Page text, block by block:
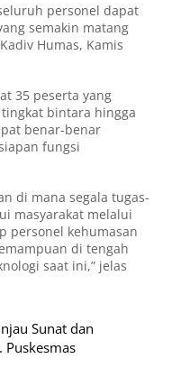
personel dapat
semakin matang
Humas, Kamis
35 peserta yang
bintara hingga
benar-benar
fungsi
di mana segala tugas-
masyarakat melalui
personel kehumasan
di tengah
saat ini,” jelas
Sunat dan
Puskesmas